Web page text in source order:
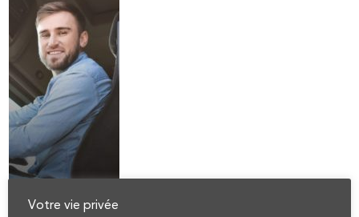
Votre vie privée